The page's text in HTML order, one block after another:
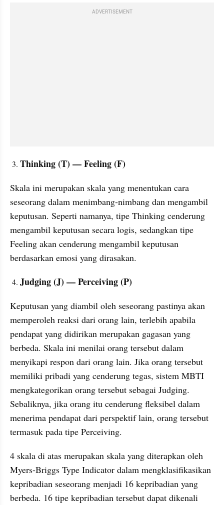
ADVERTISEMENT
Thinking (T) — Feeling (F)
Skala ini merupakan skala yang menentukan cara
seseorang dalam menimbang-nimbang dan mengambil
keputusan. Seperti namanya, tipe Thinking cenderung
mengambil keputusan secara logis, sedangkan tipe
Feeling akan cenderung mengambil keputusan
berdasarkan emosi yang dirasakan.
Judging (J) — Perceiving (P)
Keputusan yang diambil oleh seseorang pastinya akan
memperoleh reaksi dari orang lain, terlebih apabila
pendapat yang didirikan merupakan gagasan yang
berbeda. Skala ini menilai orang tersebut dalam
menyikapi respon dari orang lain. Jika orang tersebut
memiliki pribadi yang cenderung tegas, sistem MBTI
mengkategorikan orang tersebut sebagai Judging.
Sebaliknya, jika orang itu cenderung fleksibel dalam
menerima pendapat dari perspektif lain, orang tersebut
termasuk pada tipe Perceiving.
4 skala di atas merupakan skala yang diterapkan oleh
Myers-Briggs Type Indicator dalam mengklasifikasikan
kepribadian seseorang menjadi 16 kepribadian yang
berbeda. 16 tipe kepribadian tersebut dapat dikenali